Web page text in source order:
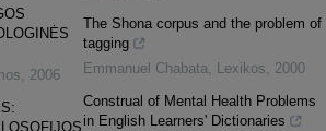
, 2006
The Shona corpus and the problem of
tagging
Emmanuel Chabata, Lexikos, 2000
Construal of Mental Health Problems
in English Learners' Dictionaries